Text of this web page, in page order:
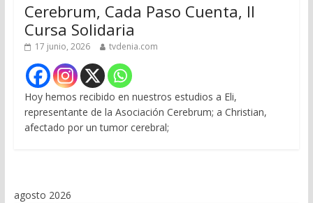
Cerebrum, Cada Paso Cuenta, II
Cursa Solidaria
17 junio, 2026 tvdenia.com
Hoy hemos recibido en nuestros estudios a Eli,
representante de la Asociación Cerebrum; a Christian,
afectado por un tumor cerebral;
agosto 2026